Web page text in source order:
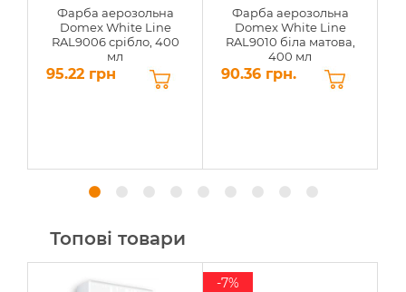
Фарба аерозольна
Domex White Line
RAL9006 срібло, 400
мл
95.22 грн
Фарба аерозольна
Domex White Line
RAL9010 біла матова,
400 мл
90.36 грн.
Топові товари
-7%